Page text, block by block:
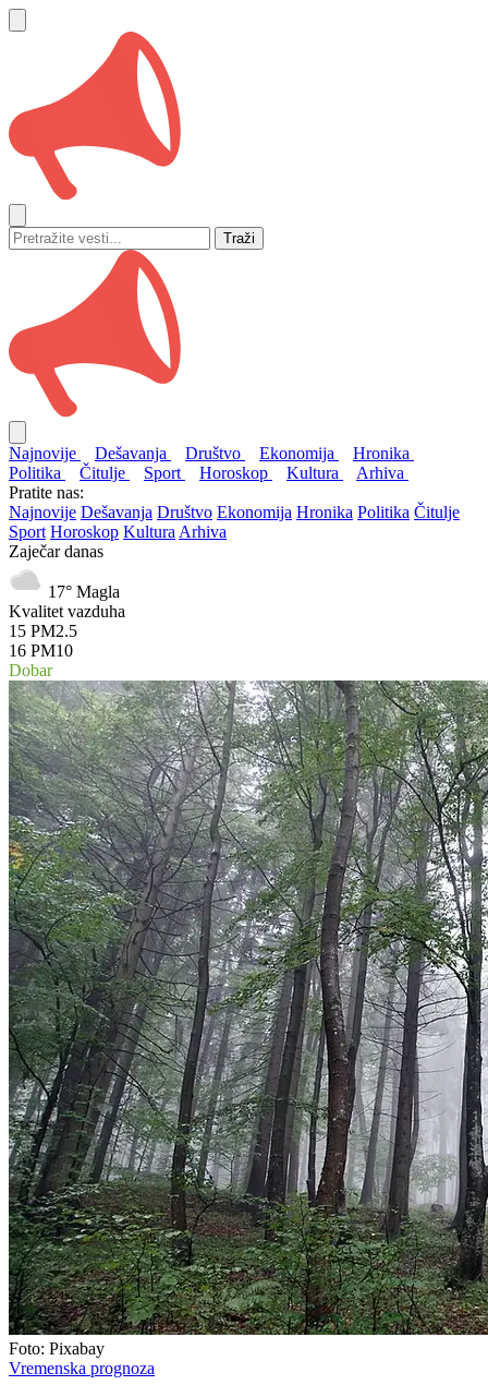
Traži
Najnovije Dešavanja Društvo Ekonomija
Hronika
Politika
Čitulje Sport Horoskop Kultura
Arhiva
Pratite nas:
Najnovije Dešavanja Društvo Ekonomija Hronika Politika Čitulje
Sport Horoskop Kultura Arhiva
Zaječar danas
17° Magla
Kvalitet vazduha
15 PM2.5
16 PM10
Dobar
Foto: Pixabay
Vremenska prognoza